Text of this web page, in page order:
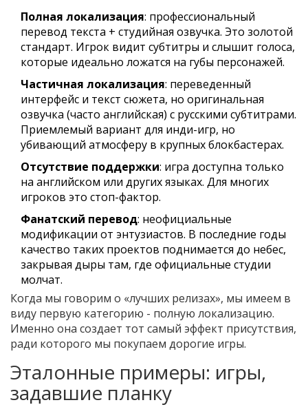
Полная локализация: профессиональный
перевод текста + студийная озвучка. Это золотой
стандарт. Игрок видит субтитры и слышит голоса,
которые идеально ложатся на губы персонажей.
Частичная локализация: переведенный
интерфейс и текст сюжета, но оригинальная
озвучка (часто английская) с русскими субтитрами.
Приемлемый вариант для инди-игр, но
убивающий атмосферу в крупных блокбастерах.
Отсутствие поддержки: игра доступна только
на английском или других языках. Для многих
игроков это стоп-фактор.
Фанатский перевод: неофициальные
модификации от энтузиастов. В последние годы
качество таких проектов поднимается до небес,
закрывая дыры там, где официальные студии
молчат.
Когда мы говорим о «лучших релизах», мы имеем в
виду первую категорию - полную локализацию.
Именно она создает тот самый эффект присутствия,
ради которого мы покупаем дорогие игры.
Эталонные примеры: игры,
задавшие планку